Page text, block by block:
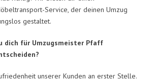
Service, der deinen Umzug
gestaltet.
dich für Umzugsmeister Pfaff
unserer Kunden an erster Stelle.